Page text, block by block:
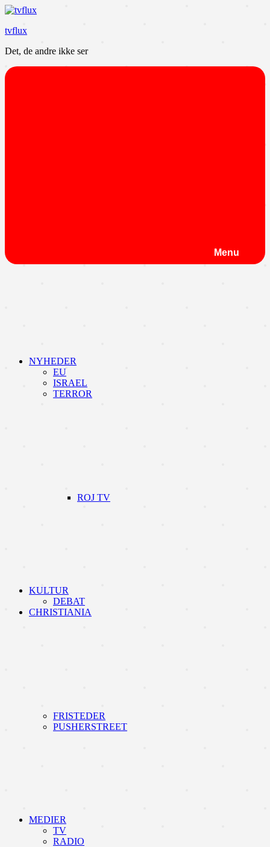
Videre
indhold
tvflux
Det, de andre ikke ser
Menu
NYHEDER
EU
ISRAEL
TERROR
ROJ TV
KULTUR
DEBAT
CHRISTIANIA
FRISTEDER
PUSHERSTREET
MEDIER
TV
RADIO